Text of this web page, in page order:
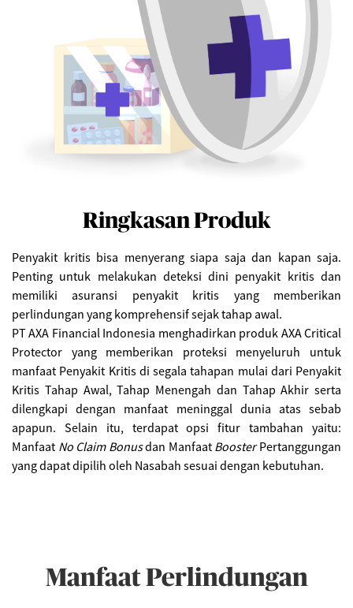
Ringkasan Produk
Penyakit kritis bisa menyerang siapa saja dan kapan saja.
Penting untuk melakukan deteksi dini penyakit kritis dan
memiliki asuransi penyakit kritis yang memberikan
perlindungan yang komprehensif sejak tahap awal.
PT AXA Financial Indonesia menghadirkan produk AXA Critical
Protector yang memberikan proteksi menyeluruh untuk
manfaat Penyakit Kritis di segala tahapan mulai dari Penyakit
Kritis Tahap Awal, Tahap Menengah dan Tahap Akhir serta
dilengkapi dengan manfaat meninggal dunia atas sebab
apapun. Selain itu, terdapat opsi fitur tambahan yaitu:
Manfaat No Claim Bonusdan Manfaat BoosterPertanggungan
yang dapat dipilih oleh Nasabah sesuai dengan kebutuhan.
Manfaat Perlindungan